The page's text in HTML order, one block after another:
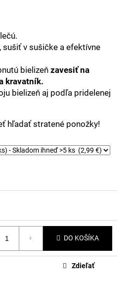
sušiť v sušičke a efektívne
bielizeň zavesiť na
kravatník.
bielizeň aj podľa pridelenej
hľadať stratené ponožky!
DO KOŠÍKA
Zdieľať